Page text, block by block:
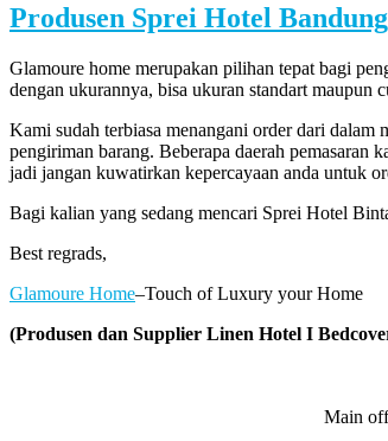
Produsen Sprei Hotel Bandung
Glamoure home merupakan pilihan tepat bagi
dengan ukurannya, bisa ukuran standart maupun
Kami sudah terbiasa menangani order dari dalam
pengiriman barang. Beberapa daerah
jadi jangan kuwatirkan kepercayaan anda untuk
Bagi kalian yang sedang mencari Sprei Hotel
Best regrads,
Glamoure Home–Touch of Luxury your Home
(Produsen dan Supplier Linen Hotel I
Main